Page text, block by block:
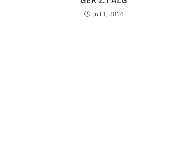
Juli 1, 2014